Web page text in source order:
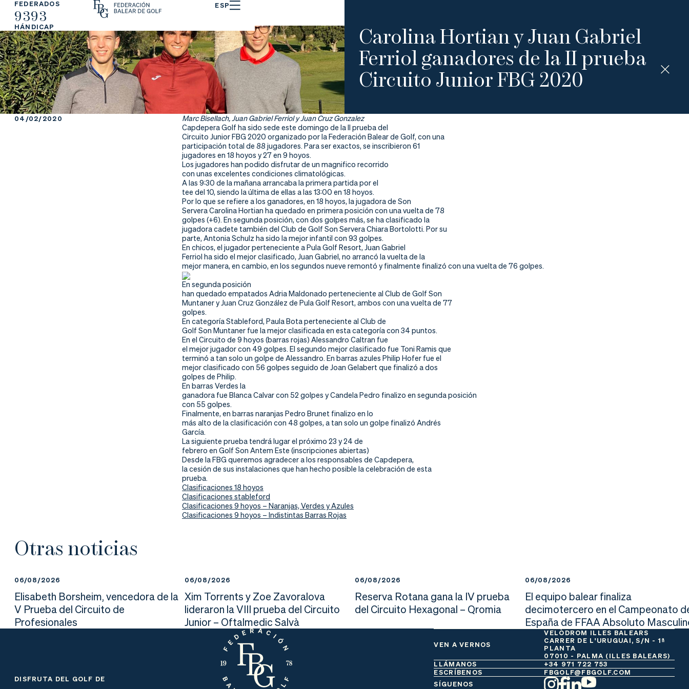
FEDERADOS
9393
HÁNDICAP
ESP
La
Fe
de
ra
ci
Fe
de
ra
rs
e
Ju
ga
r
Carolina Hortian y Juan Gabriel
Ferriol ganadores de la II prueba
Circuito Junior FBG 2020
04/02/2020
Marc Bisellach, Juan Gabriel Ferriol y Juan Cruz Gonzalez
Capdepera Golf ha sido sede este domingo de la II prueba del
Circuito Junior FBG 2020 organizado por la Federación Balear de Golf, con una
participación total de 88 jugadores. Para ser exactos, se inscribieron 61
jugadores en 18 hoyos y 27 en 9 hoyos.
Los jugadores han podido disfrutar de un magnifico recorrido
con unas excelentes condiciones climatológicas.
A las 9:30 de la mañana arrancaba la primera partida por el
tee del 10, siendo la última de ellas a las 13:00 en 18 hoyos.
Por lo que se refiere a los ganadores, en 18 hoyos, la jugadora de Son
Servera Carolina Hortian ha quedado en primera posición con una vuelta de 78
golpes (+6). En segunda posición, con dos golpes más, se ha clasificado la
jugadora cadete también del Club de Golf Son Servera Chiara Bortolotti. Por su
parte, Antonia Schulz ha sido la mejor infantil con 93 golpes.
En chicos, el jugador perteneciente a Pula Golf Resort, Juan Gabriel
Ferriol ha sido el mejor clasificado, Juan Gabriel, no arrancó la vuelta de la
mejor manera, en cambio, en los segundos nueve remontó y finalmente finalizó con una vuelta de 76 golpes.
En segunda posición
han quedado empatados Adria Maldonado perteneciente al Club de Golf Son
Muntaner y Juan Cruz González de Pula Golf Resort, ambos con una vuelta de 77
golpes.
En categoría Stableford, Paula Bota perteneciente al Club de
Golf Son Muntaner fue la mejor clasificada en esta categoría con 34 puntos.
En el Circuito de 9 hoyos (barras rojas) Alessandro Caltran fue
el mejor jugador con 49 golpes. El segundo mejor clasificado fue Toni Ramis que
terminó a tan solo un golpe de Alessandro. En barras azules Philip Hofer fue el
mejor clasificado con 56 golpes seguido de Joan Gelabert que finalizó a dos
golpes de Philip.
En barras Verdes la
ganadora fue Blanca Calvar con 52 golpes y Candela Pedro finalizo en segunda posición
con 55 golpes.
Finalmente, en barras naranjas Pedro Brunet finalizo en lo
más alto de la clasificación con 48 golpes, a tan solo un golpe finalizó Andrés
García.
La siguiente prueba tendrá lugar el próximo 23 y 24 de
febrero en Golf Son Antem Este (inscripciones abiertas)
Desde la FBG queremos agradecer a los responsables de Capdepera,
la cesión de sus instalaciones que han hecho posible la celebración de esta
prueba.
Clasificaciones 18 hoyos
Clasificaciones stableford
Clasificaciones 9 hoyos – Naranjas, Verdes y Azules
Clasificaciones 9 hoyos – Indistintas Barras Rojas
Otras noticias
06/08/2026
Elisabeth Borsheim, vencedora de la
V Prueba del Circuito de
Profesionales
06/08/2026
Xim Torrents y Zoe Zavoralova
lideraron la VIII prueba del Circuito
Junior – Oftalmedic Salvà
06/08/2026
Reserva Rotana gana la IV prueba
del Circuito Hexagonal – Qromia
06/08/2026
El equipo balear finaliza
decimotercero en el Campeonato
España de FFAA Absoluto
DISFRUTA DEL GOLF DE
VEN A VERNOS
VELÒDROM ILLES BALEARS
CARRER DE L'URUGUAI, S/N - 1ª
PLANTA
07010 - PALMA (ILLES BALEARS)
LLÁMANOS
+34 971 722 753
ESCRÍBENOS
FBGOLF@FBGOLF.COM
SÍGUENOS